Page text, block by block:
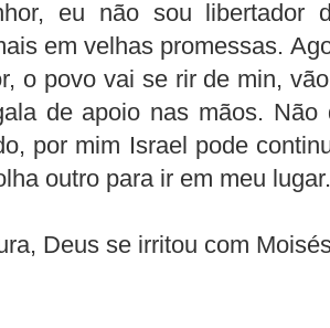
eu não sou libertador
em velhas promessas.
o povo vai se rir de min,
de apoio nas mãos.
por mim Israel pode
outro para ir em meu lugar.
Deus se irritou com